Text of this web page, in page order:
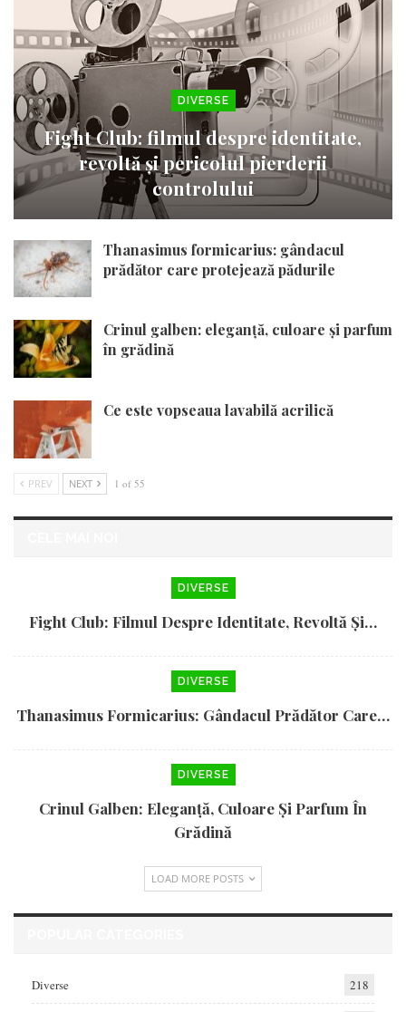
DIVERSE
Fight Club: filmul despre identitate,
revoltă și pericolul pierderii
controlului
Thanasimus formicarius: gândacul
prădător care protejează pădurile
Crinul galben: eleganță, culoare și parfum
în grădină
Ce este vopseaua lavabilă acrilică
PREV NEXT 1 of 55
DIVERSE
Fight Club: Filmul Despre Identitate, Revoltă Și…
DIVERSE
Thanasimus Formicarius: Gândacul Prădător Care…
DIVERSE
Crinul Galben: Eleganță, Culoare Și Parfum În
Grădină
LOAD MORE POSTS
Diverse 218